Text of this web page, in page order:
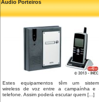
Áudio Porteiros
Estes equipamentos têm um
wireless de voz entre a campaínha e
telefone. Assim poderá escutar quem [...]